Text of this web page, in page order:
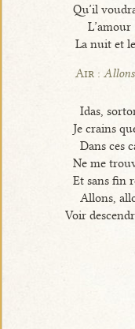
Qu’il
L’amour
La nuit et
Air :
Idas,
Je crains
Dans ces
Ne me
Et sans fin
Allons,
Voir